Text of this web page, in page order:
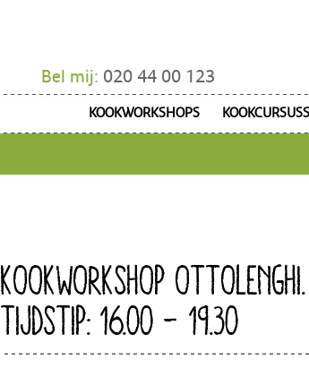
Bel mij: 020 44 00 123
KOOKWORKSHOPS
KOOKWORKSHOP
TIJDSTIP: 16.00 – 19.30